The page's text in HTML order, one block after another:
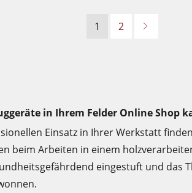
1 2
in Ihrem Felder Online Shop
Einsatz in Ihrer Werkstatt
beim Arbeiten in einem
eingestuft und das